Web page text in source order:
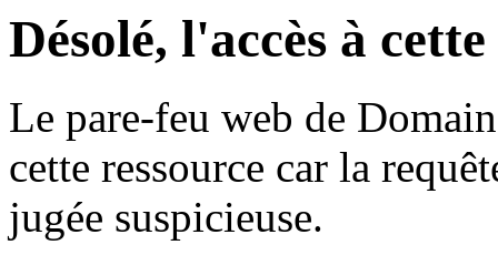
Désolé, l'accès à
Le pare-feu web de
cette ressource car la
jugée suspicieuse.